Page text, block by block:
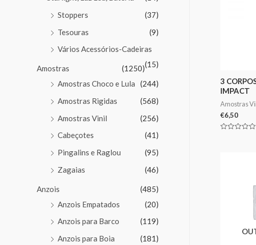
Stoppers
(37)
Tesouras
(9)
Vários Acessórios-Cadeiras
(15)
Amostras
(1250)
Amostras Choco e Lula
(244)
Amostras Rigidas
(568)
Amostras Vinil
(256)
Cabeçotes
(41)
Pingalins e Raglou
(95)
Zagaias
(46)
Anzois
(485)
Anzois Empatados
(20)
Anzois para Barco
(119)
Anzois para Boia
(181)
3
IMPACT
Amostras
€6,50